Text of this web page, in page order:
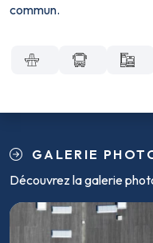
commun.
GALERIE
Découvrez la galerie